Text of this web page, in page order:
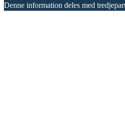
Denne information deles med